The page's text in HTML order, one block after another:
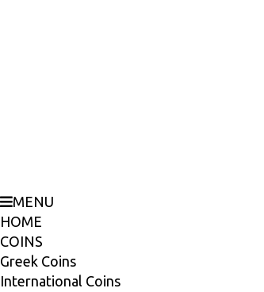
MENU
HOME
COINS
Greek Coins
International Coins